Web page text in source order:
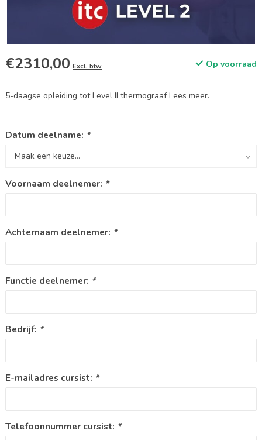
€2310,00 Excl. btw Op voorraad
5-daagse opleiding tot Level II thermograafLees meer.
Datum deelname: *
Voornaam deelnemer: *
Achternaam deelnemer: *
Functie deelnemer: *
Bedrijf: *
E-mailadres cursist: *
Telefoonnummer cursist: *